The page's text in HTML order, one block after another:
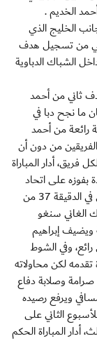
الخديم .
الخليج الذي
من تسجيل هدف
داخل الشباك الدباوية
ثاني من أحمد
ما نجح دبا في
التعادل عند الدقيقة 57 برأسية رائعة من أحمد
الفريقين من دون أن
أدار المباراة
على اتحاد
كلباء 2-1 بعد مباراة متقلبة، تقدم كلباء بهدف السبق في الدقيقة 37 من
الغاني سنغو
43 بضربة رأسية ويضيف إبراهيم
مجهود فردي رائع، وفي الشوط
تقدمه لكن محاولاته
وصلابة دفاع
ويرفع رصيده
للأسبوع الثاني على
الثالث، أدار المباراة الحكم